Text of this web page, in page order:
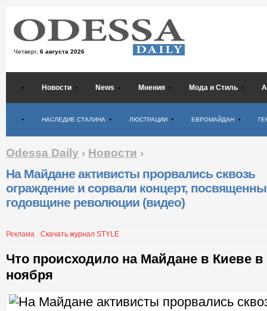
Четверг, 6 августа 2026
Новости News Мнения Мода и Стиль
НАСЛЕДИЕ СТАЛИНА ЛЮСТРАЦИИ ЕВРОМАЙДАН
Odessa Daily › Новости ›
На Майдане активисты прорвались сквозь
ограждение и сорвали концерт,
годовщине революции (видео)
Реклама Скачать журнал STYLE
Что происходило на Майдане в Киеве в
ноября